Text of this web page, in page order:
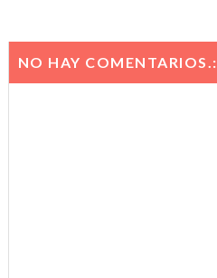
NO HAY COMENTARIOS.: